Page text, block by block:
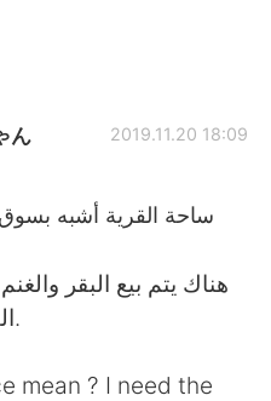
ん 2019.11.20 18:09
ساحة القرية أشبه بسوق
هناك يتم بيع البقر
القرى المجاورة الغاية نفسها.
mean ? I need the